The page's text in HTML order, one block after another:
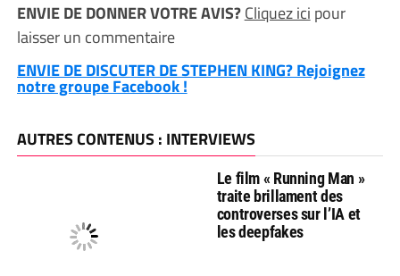
ENVIE DE DONNER VOTRE AVIS?Cliquez ici pour
laisser un commentaire
ENVIE DE DISCUTER DE STEPHEN KING? Rejoignez
notre groupe Facebook !
AUTRES CONTENUS : INTERVIEWS
Le film « Running Man »
traite brillament des
controverses sur l’IA et
les deepfakes